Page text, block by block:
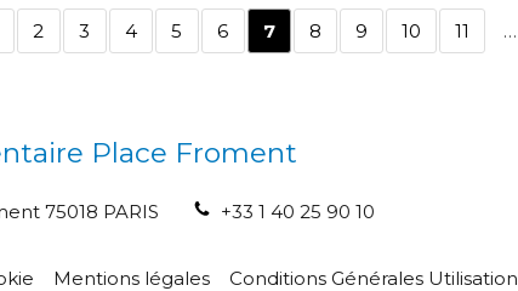
2 3 4 5 6 7 8 9 10 11 …
Place Froment
75018 PARIS +33 1 40 25 90 10
Mentions légales
Conditions Générales Utilisation